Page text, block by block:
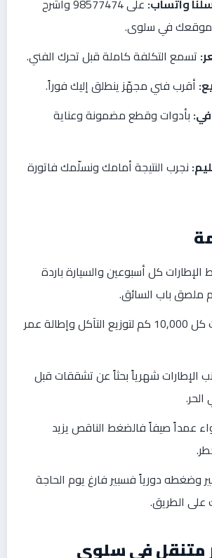
في سلوى.
تسمع التكلفة كاملة قبل تحرك الفني.
أقرب فني مجهّز ينطلق إليك فوراً.
بأدوات وقطع مضمونة وعناية
نجرب النتيجة أمامك ونسلّمك فاتورة
كل أسبوعين والسيارة باردة
ملصق باب السائق.
دوّر الإطارات كل 10,000 كم لتوزيع التآكل وإطالة عمر
الإطارات شهرياً بحثاً عن تشققات قبل
عمداً صيفاً فالضغط الناقص يزيد
وضغطه دورياً فسبير فارغ يوم الحاجة
على الطريق.
متنقل في سلوى